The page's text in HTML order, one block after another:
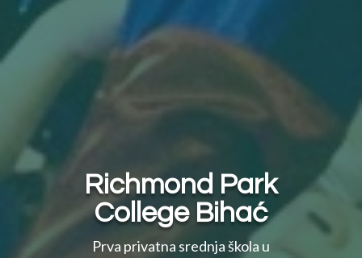
Richmond Park
College Bihać
Prva privatna srednja škola u